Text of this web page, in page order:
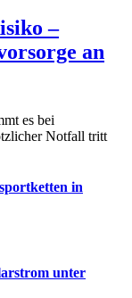
–
an
es bei
Notfall tritt
in
unter